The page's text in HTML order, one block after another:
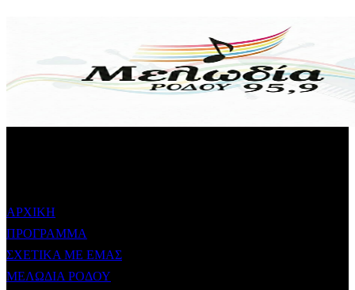
ΑΡΧΙΚΗ
ΠΡΟΓΡΑΜΜΑ
ΣΧΕΤΙΚΑ ΜΕ ΕΜΑΣ
ΜΕΛΩΔΙΑ ΡΟΔΟΥ